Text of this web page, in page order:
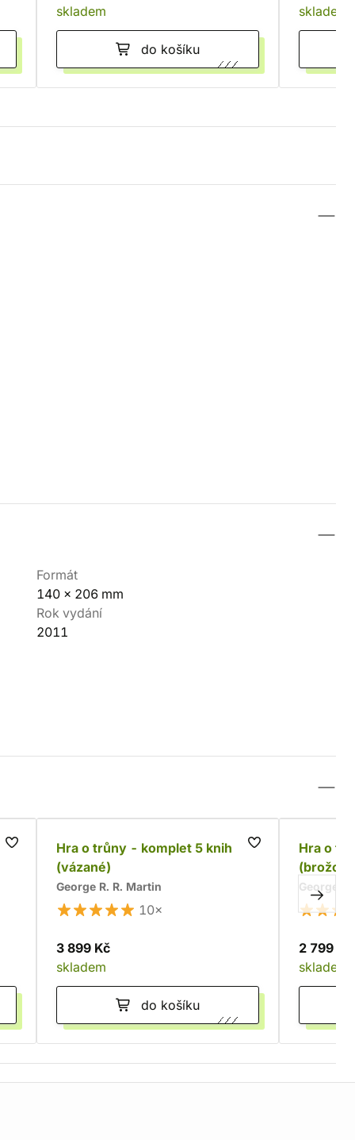
skladem
do košíku
skladem
Formát
140 x 206 mm
Rok vydání
2011
Hra o trůny - komplet 5 knih
(vázané)
George R. R. Martin
10×
3 899 Kč
skladem
do košíku
Hra o
George
2 799 Kč
skladem